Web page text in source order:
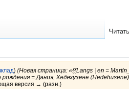
) (Новая страница: «{{Langs | en =
= Дания, Хедехузене
версия → (разн.)
Читать